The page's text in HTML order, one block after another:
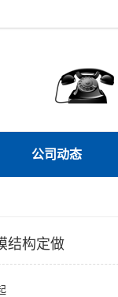
公司动态
结构定做